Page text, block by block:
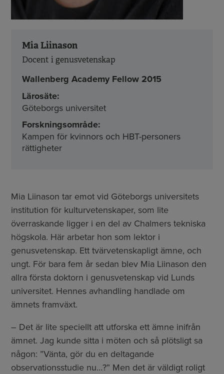
Mia Liinason
Docent i genusvetenskap
Wallenberg Academy Fellow 2015
Lärosäte:
Göteborgs universitet
Forskningsområde:
Kampen för kvinnors och HBT-personers
rättigheter
Mia Liinason tar emot vid Göteborgs universitets
institution för kulturvetenskaper, som lite
överraskande ligger i en del av Chalmers tekniska
högskola. Här arbetar hon som lektor i
genusvetenskap. Ett tvärvetenskapligt ämne, och
ungt. För bara fem år sedan blev Mia Liinason den
allra första doktorn i genusvetenskap vid Lunds
universitet. Hennes avhandling handlade om
ämnets framväxt.
– Det är lite speciellt att utforska ett ämne inifrån
ämnet. Jag kunde sitta i möten och så plötsligt sa
någon: ”Vänta, gör du en deltagande
observationsstudie nu…?” Men det är väldigt roligt